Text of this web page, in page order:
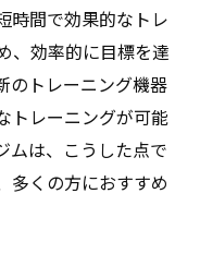
時間で効果的なトレ
、効率的に目標を達
のトレーニング機器
トレーニングが可能
ムは、こうした点で
多くの方におすすめ